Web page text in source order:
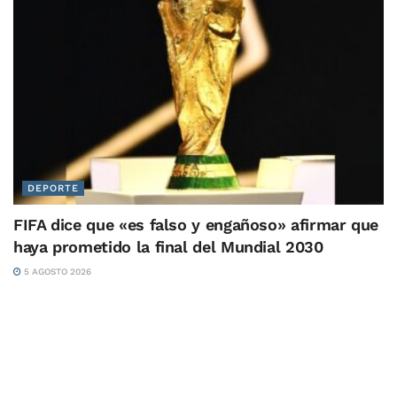
DEPORTE
FIFA dice que «es falso y engañoso» afirmar que
haya prometido la final del Mundial 2030
5 AGOSTO 2026